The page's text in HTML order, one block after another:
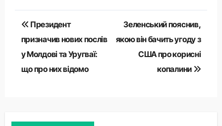
Навігація
записів
Президент
призначив нових послів
у Молдові та Уругваї:
що про них відомо
Зеленський пояснив,
якою він бачить угоду з
США про корисні
копалини